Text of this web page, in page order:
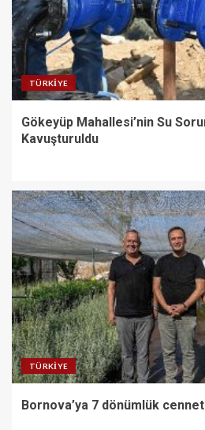
TÜRKIYE
Gökeyüp Mahallesi’nin Su
Kavuşturuldu
TÜRKIYE
Bornova’ya 7 dönümlük